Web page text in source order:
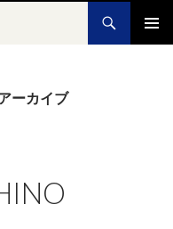
ーカイブ